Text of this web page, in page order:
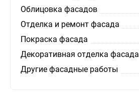
Облицовка фасадов
Отделка и ремонт фасада
Покраска фасада
Декоративная отделка фасада
Другие фасадные работы